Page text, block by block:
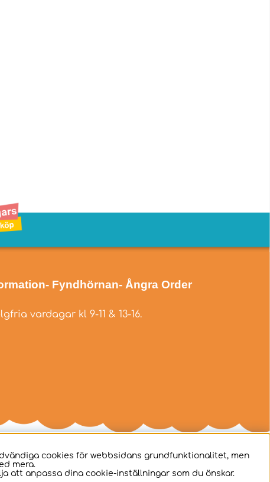
- Fyndhörnan- Ångra Order
vardagar kl 9-11 & 13-16.
cookies för webbsidans grundfunktionalitet, men
mera.
att anpassa dina cookie-inställningar som du önskar.